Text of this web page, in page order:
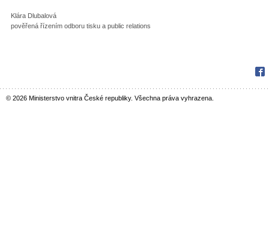
Klára Dlubalová
pověřená řízením odboru tisku a public relations
© 2026 Ministerstvo vnitra České republiky. Všechna práva vyhrazena.